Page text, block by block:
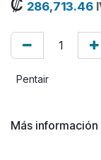
₡ 286,713.46
Pentair
Más información